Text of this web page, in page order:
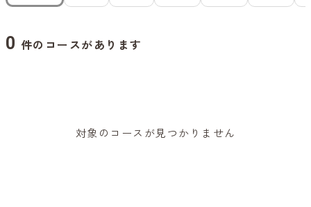
0 件のコースがあります
対象のコースが見つかりません